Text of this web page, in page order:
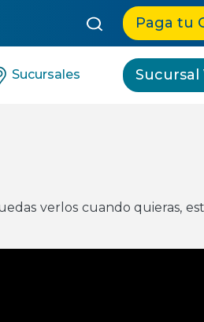
Paga tu
Sucursales Sucursal
verlos cuando quieras,